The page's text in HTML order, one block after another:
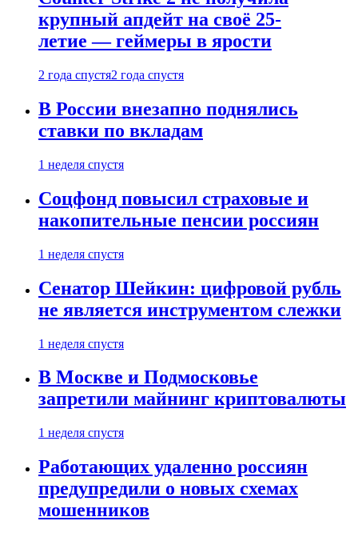
крупный апдейт на своё 25-
летие — геймеры в ярости
2 года спустя2 года спустя
В России внезапно поднялись
ставки по вкладам
1 неделя спустя
Соцфонд повысил страховые и
накопительные пенсии россиян
1 неделя спустя
Сенатор Шейкин: цифровой рубль
не является инструментом слежки
1 неделя спустя
В Москве и Подмосковье
запретили майнинг криптовалюты
1 неделя спустя
Работающих удаленно россиян
предупредили о новых схемах
мошенников